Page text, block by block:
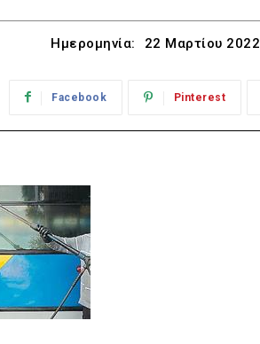
Ημερομηνία: 22 Μαρτίου 2022
Facebook Pinterest